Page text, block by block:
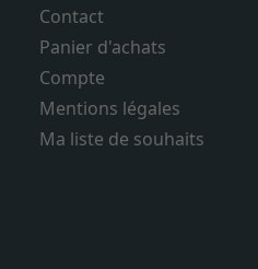
Contact
Panier d'achats
Compte
Mentions légales
Ma liste de souhaits